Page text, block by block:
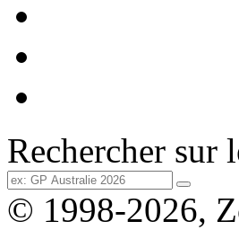
Rechercher sur
© 1998-2026,